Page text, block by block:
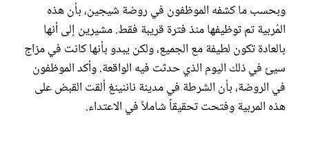
وبحسب ما كشفه الموظفون في روضة شيجين، بأن هذه
المُربية تم توظيفها منذ فترة قريبة فقط. مشيرين إلى أنها
بالعادة تكون لطيفة مع الجميع، ولكن يبدو بأنها كانت في مزاج
سيئ في ذلك اليوم الذي حدثت فيه الواقعة. وأكد الموظفون
في الروضة، بأن الشرطة في مدينة ناننينغ ألقت القبض على
هذه المربية وفتحت تحقيقاً شاملاً في الاعتداء.